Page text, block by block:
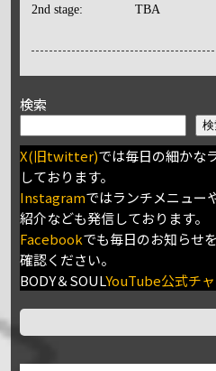
2nd stage: TBA
検索
X(旧twitter)では毎日の細かな
しております。
Instagramではランチメニュー
紹介なども発信しております。
Facebookでも毎日のお知らせ
確認ください。
BODY＆SOULYouTube公式チ